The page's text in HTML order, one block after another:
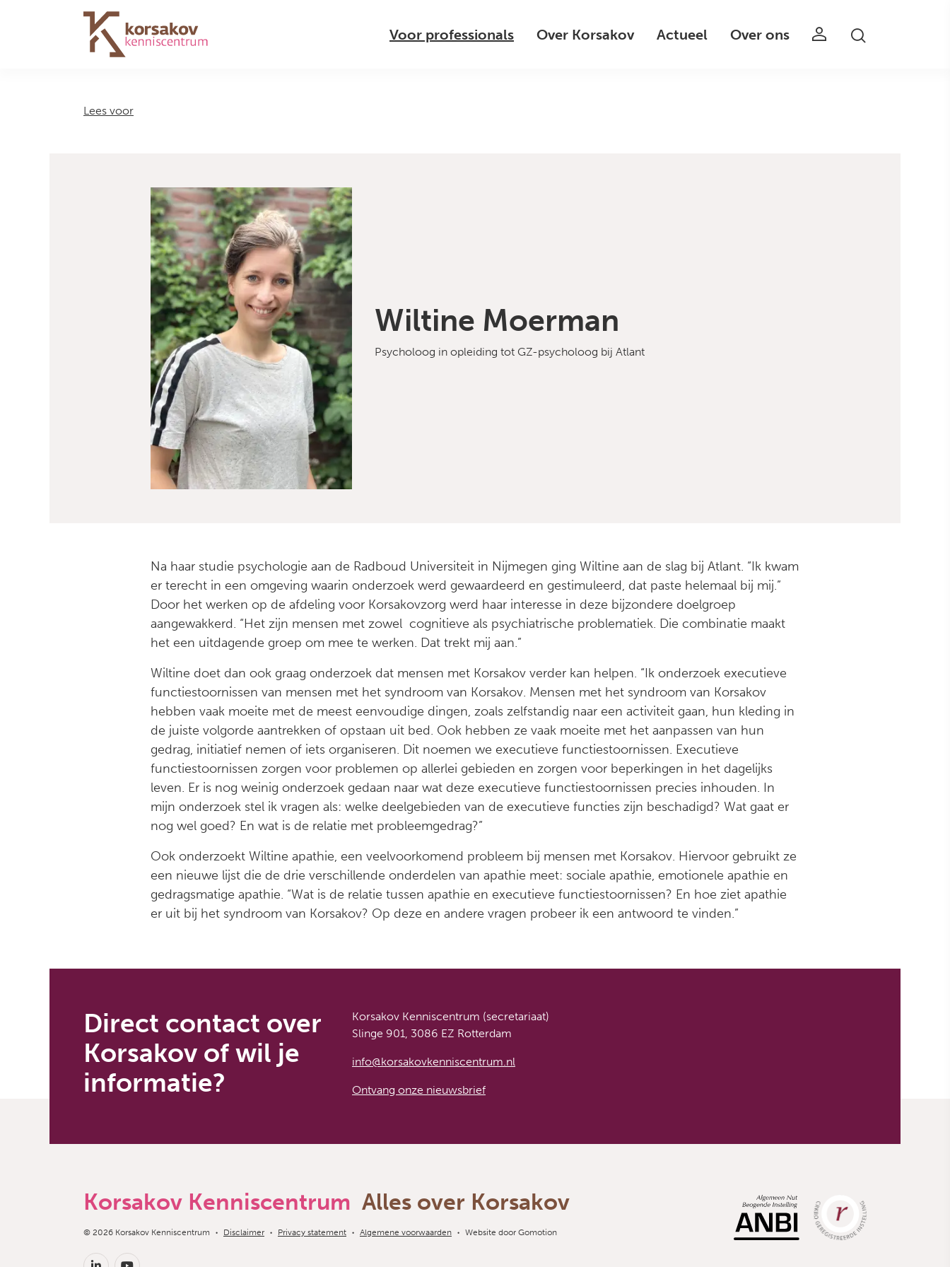
Navigation Voor professionals Over Korsakov Actueel Over ons
Lees voor
Wiltine Moerman
Psycholoog in opleiding tot GZ-psycholoog bij Atlant
Na haar studie psychologie aan de Radboud Universiteit in Nijmegen ging Wiltine aan de slag bij Atlant. “Ik kwam
er terecht in een omgeving waarin onderzoek werd gewaardeerd en gestimuleerd, dat paste helemaal bij mij.”
Door het werken op de afdeling voor Korsakovzorg werd haar interesse in deze bijzondere doelgroep
aangewakkerd. “Het zijn mensen met zowel cognitieve als psychiatrische problematiek. Die combinatie maakt
het een uitdagende groep om mee te werken. Dat trekt mij aan.”
Wiltine doet dan ook graag onderzoek dat mensen met Korsakov verder kan helpen. “Ik onderzoek executieve
functiestoornissen van mensen met het syndroom van Korsakov. Mensen met het syndroom van Korsakov
hebben vaak moeite met de meest eenvoudige dingen, zoals zelfstandig naar een activiteit gaan, hun kleding in
de juiste volgorde aantrekken of opstaan uit bed. Ook hebben ze vaak moeite met het aanpassen van hun
gedrag, initiatief nemen of iets organiseren. Dit noemen we executieve functiestoornissen. Executieve
functiestoornissen zorgen voor problemen op allerlei gebieden en zorgen voor beperkingen in het dagelijks
leven. Er is nog weinig onderzoek gedaan naar wat deze executieve functiestoornissen precies inhouden. In
mijn onderzoek stel ik vragen als: welke deelgebieden van de executieve functies zijn beschadigd? Wat gaat er
nog wel goed? En wat is de relatie met probleemgedrag?”
Ook onderzoekt Wiltine apathie, een veelvoorkomend probleem bij mensen met Korsakov. Hiervoor gebruikt ze
een nieuwe lijst die de drie verschillende onderdelen van apathie meet: sociale apathie, emotionele apathie en
gedragsmatige apathie. “Wat is de relatie tussen apathie en executieve functiestoornissen? En hoe ziet apathie
er uit bij het syndroom van Korsakov? Op deze en andere vragen probeer ik een antwoord te vinden.”
Direct contact over
Korsakov of wil je
informatie?
Korsakov Kenniscentrum (secretariaat)
Slinge 901, 3086 EZ Rotterdam
info@korsakovkenniscentrum.nl
Ontvang onze nieuwsbrief
Korsakov Kenniscentrum Alles over Korsakov
Copyright navigation
© 2026 Korsakov Kenniscentrum Disclaimer Privacy statement Algemene voorwaarden Website door Gomotion